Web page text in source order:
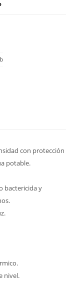
con protección
potable.
bactericida y
nivel.